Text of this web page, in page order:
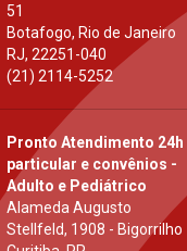
51
Botafogo, Rio de Janeiro
RJ,22251-040
(21) 2114-5252
Pronto Atendimento 24h
particular e convênios -
Adulto e Pediátrico
Alameda Augusto
Stellfeld, 1908 - Bigorrilho